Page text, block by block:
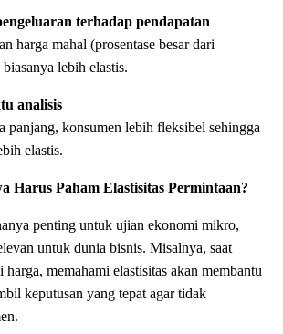
terhadap pendapatan
harga mahal (prosentase besar dari
lebih elastis.
analisis
panjang, konsumen lebih fleksibel sehingga
elastis.
Harus Paham Elastisitas Permintaan?
penting untuk ujian ekonomi mikro,
untuk dunia bisnis. Misalnya, saat
harga, memahami elastisitas akan membantu
keputusan yang tepat agar tidak